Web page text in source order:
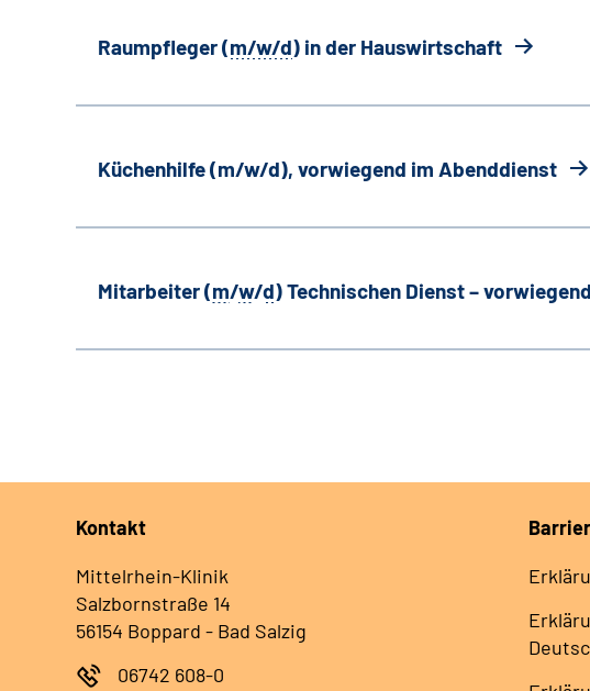
Raumpfleger (m/w/d) in der Hauswirtschaft
Küchenhilfe (m/w/d), vorwiegend im Abenddienst
Mitarbeiter (m/w/d) Technischen Dienst –
Kontakt
Mittelrhein-Klinik
Salzbornstraße 14
56154 Boppard - Bad Salzig
06742 608-0